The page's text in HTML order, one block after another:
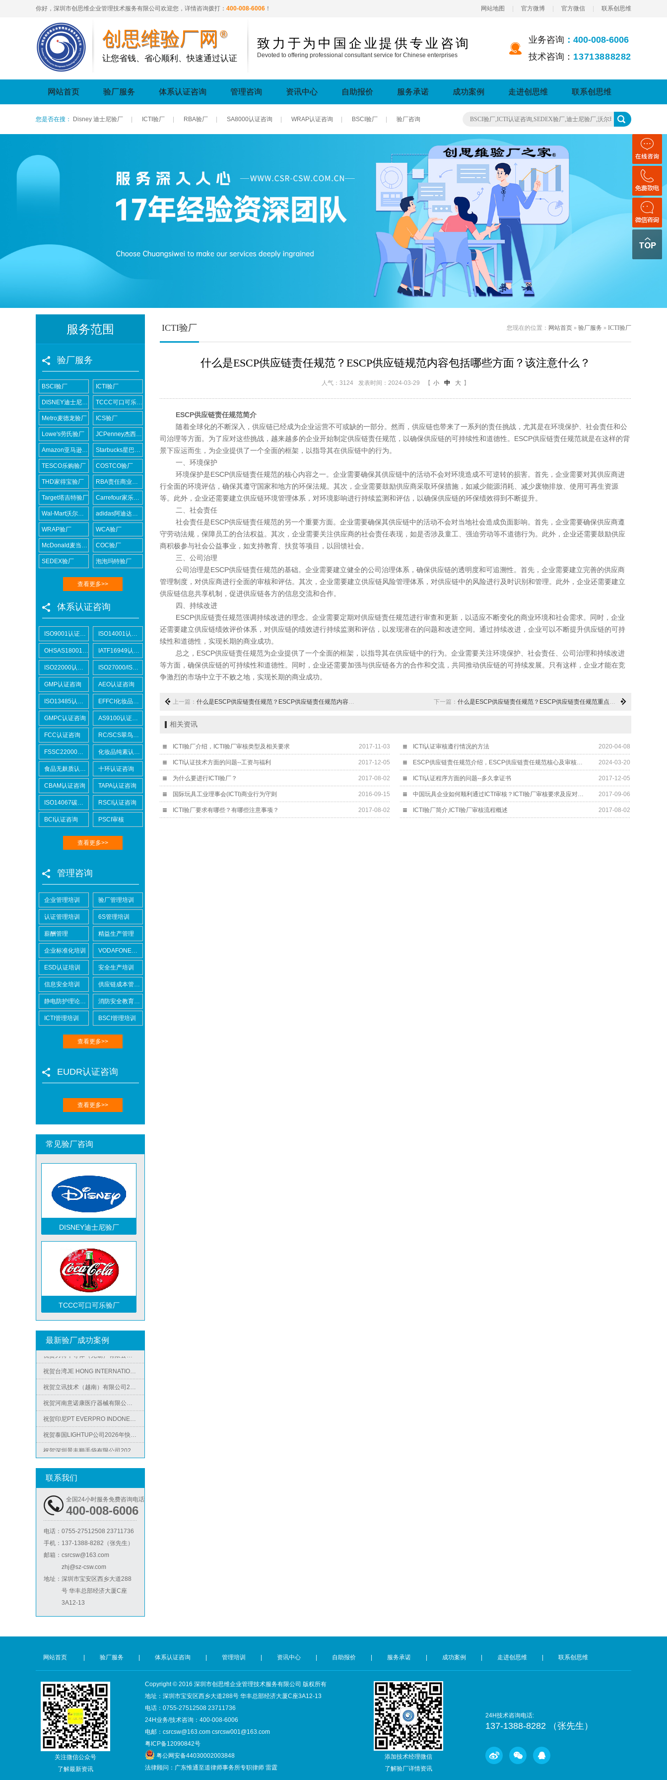
你好，深圳市创思维企业管理技术服务有限公司欢迎您，详情咨询拨打： 400-008-6006 ！ 网站地图 官方微博 官方微信 联系创思维
创思维验厂网 ®
让您省钱、省心顺利、快速通过认证
致力于为中国企业提供专业咨询
Devoted to offering professional consultant service for Chinese enterprises
业务咨询 ：400-008-6006
技术咨询： 13713888282
网站首页 验厂服务 体系认证咨询 管理咨询 资讯中心 自助报价 服务承诺 成功案例 走进创思维 联系创思维
您是否在搜： Disney 迪士尼验厂 ICTI验厂 RBA验厂 SA8000认证咨询 WRAP认证咨询 BSCI验厂 验厂咨询
服务范围
验厂服务
BSCI验厂 ICTI验厂
DISNEY迪士尼验厂 TCCC可口可乐验厂
Metro麦德龙验厂 ICS验厂
Lowe's劳氏验厂 JCPenney杰西潘尼验厂
Amazon亚马逊验厂 Starbucks星巴克验厂
TESCO乐购验厂 COSTCO验厂
THD家得宝验厂 RBA责任商业联盟认证咨询
Target塔吉特验厂 Carrefour家乐福验厂
Wal-Mart沃尔玛验厂 adidas阿迪达斯验厂
WRAP验厂 WCA验厂
McDonald麦当劳验厂 COC验厂
SEDEX验厂 泡泡玛特验厂
查看更多>>
体系认证咨询
ISO9001认证咨询 ISO14001认证咨询
OHSAS18001认证咨询 IATF16949认证咨询
ISO22000认证咨询 ISO27000/ISO27001认证咨询
GMP认证咨询 AEO认证咨询
ISO13485认证咨询 EFFCI化妆品原料认证咨询
GMPC认证咨询 AS9100认证咨询
FCC认证咨询 RC/SCS翠鸟认证咨询
FSSC22000认证咨询 化妆品纯素认证咨询
食品无麸质认证咨询 十环认证咨询
CBAM认证咨询 TAPA认证咨询
ISO14067碳足迹 RSCI认证咨询
BCI认证咨询 PSCI审核
查看更多>>
管理咨询
企业管理培训 验厂管理培训
认证管理培训 6S管理培训
薪酬管理 精益生产管理
企业标准化培训 VODAFONE认证知识培训
ESD认证培训 安全生产培训
信息安全培训 供应链成本管控培训
静电防护理论培训 消防安全教育培训
ICTI管理培训 BSCI管理培训
查看更多>>
EUDR认证咨询
查看更多>>
常见验厂咨询
Lowe's劳氏验厂
ICTI验厂
DISNEY迪士尼验厂
TCCC可口可乐验厂
Metro麦德龙验厂
ICS验厂
Lowe's劳氏验厂
ICTI验厂
最新验厂成功案例
祝贺越南友达光电有限责任公司2026年快速通过RBA-VAP审核并取得182分金牌
祝贺台湾JE HONG INTERNATIONAL TEXTILE CO., LTD 2026年快速通过GRS认证
祝贺立讯技术（越南）有限公司2026年快速通过RBA-VAP认证审核，斩获金牌评级！
祝贺河南意诺康医疗器械有限公司2026年快速通过GMP认证
祝贺印尼PT EVERPRO INDONESIA TECHNOLOGIES公司2026年快速通过RBA-VAP审核
祝贺泰国LIGHTUP公司2026年快速通过SCAN验厂审核并取得99分
祝贺深圳景丰顺手袋有限公司2026年快速通过SGS-GRS认证
祝贺越南达方电子科技有限责任公司2026年快速通过RBA-VAP审核并取得178分银牌
祝贺力特半导体（无锡）有限公司2026年快速通过RBA-VAP认证审核并取得170.2分
祝贺台湾JE HONG INTERNATIONAL TEXTILE CO., LTD 2026年快速通过GRS认证
祝贺立讯技术（越南）有限公司2026年快速通过RBA-VAP认证审核，斩获金牌评级！
联系我们
全国24小时服务免费咨询电话
400-008-6006
电话： 0755-27512508 23711736
手机： 137-1388-8282（张先生）
邮箱： csrcsw@163.com
zhj@sz-csw.com
地址： 深圳市宝安区西乡大道288
号 华丰总部经济大厦C座
3A12-13
ICTI验厂 您现在的位置： 网站首页 » 验厂服务 » ICTI验厂
什么是ESCP供应链责任规范？ESCP供应链规范内容包括哪些方面？该注意什么？
人气：3124 发表时间：2024-03-29 【 小 中 大 】
ESCP供应链责任规范简介
随着全球化的不断深入，供应链已经成为企业运营不可或缺的一部分。然而，供应链也带来了一系列的责任挑战，尤其是在环境保护、社会责任和公
司治理等方面。为了应对这些挑战，越来越多的企业开始制定供应链责任规范，以确保供应链的可持续性和道德性。ESCP供应链责任规范就是在这样的背
景下应运而生，为企业提供了一个全面的框架，以指导其在供应链中的行为。
一、环境保护
环境保护是ESCP供应链责任规范的核心内容之一。企业需要确保其供应链中的活动不会对环境造成不可逆转的损害。首先，企业需要对其供应商进
行全面的环境评估，确保其遵守国家和地方的环保法规。其次，企业需要鼓励供应商采取环保措施，如减少能源消耗、减少废物排放、使用可再生资源
等。此外，企业还需要建立供应链环境管理体系，对环境影响进行持续监测和评估，以确保供应链的环保绩效得到不断提升。
二、社会责任
社会责任是ESCP供应链责任规范的另一个重要方面。企业需要确保其供应链中的活动不会对当地社会造成负面影响。首先，企业需要确保供应商遵
守劳动法规，保障员工的合法权益。其次，企业需要关注供应商的社会责任表现，如是否涉及童工、强迫劳动等不道德行为。此外，企业还需要鼓励供应
商积极参与社会公益事业，如支持教育、扶贫等项目，以回馈社会。
三、公司治理
公司治理是ESCP供应链责任规范的基础。企业需要建立健全的公司治理体系，确保供应链的透明度和可追溯性。首先，企业需要建立完善的供应商
管理制度，对供应商进行全面的审核和评估。其次，企业需要建立供应链风险管理体系，对供应链中的风险进行及时识别和管理。此外，企业还需要建立
供应链信息共享机制，促进供应链各方的信息交流和合作。
四、持续改进
ESCP供应链责任规范强调持续改进的理念。企业需要定期对供应链责任规范进行审查和更新，以适应不断变化的商业环境和社会需求。同时，企业
还需要建立供应链绩效评价体系，对供应链的绩效进行持续监测和评估，以发现潜在的问题和改进空间。通过持续改进，企业可以不断提升供应链的可持
续性和道德性，实现长期的商业成功。
总之，ESCP供应链责任规范为企业提供了一个全面的框架，以指导其在供应链中的行为。企业需要关注环境保护、社会责任、公司治理和持续改进
等方面，确保供应链的可持续性和道德性。同时，企业还需要加强与供应链各方的合作和交流，共同推动供应链的可持续发展。只有这样，企业才能在竞
争激烈的市场中立于不败之地，实现长期的商业成功。
上一篇： 什么是ESCP供应链责任规范？ESCP供应链责任规范内容、重要性及影响 下一篇： 什么是ESCP供应链责任规范？ESCP供应链责任规范重点有哪些？有哪些注意事项？
相关资讯
ICTI验厂介绍，ICTI验厂审核类型及相关要求 2017-11-03 ICTI认证审核遵行情况的方法 2020-04-08
ICTI认证技术方面的问题--工资与福利 2017-12-05 ​ESCP供应链责任规范介绍，ESCP供应链责任规范核心及审核意义 2024-03-20
为什么要进行ICTI验厂？ 2017-08-02 ICTI认证程序方面的问题--多久拿证书 2017-12-05
国际玩具工业理事会(ICTI)商业行为守则 2016-09-15 中国玩具企业如何顺利通过ICTI审核？ICTI验厂审核要求及应对建议 2017-09-06
ICTI验厂要求有哪些？有哪些注意事项？ 2017-08-02 ICTI验厂简介,ICTI验厂审核流程概述 2017-08-02
网站首页 | 验厂服务 | 体系认证咨询 | 管理培训 | 资讯中心 | 自助报价 | 服务承诺 | 成功案例 | 走进创思维 | 联系创思维
关注微信公众号
了解最新资讯
Copyright © 2016 深圳市创思维企业管理技术服务有限公司 版权所有
地址：深圳市宝安区西乡大道288号 华丰总部经济大厦C座3A12-13
电话：0755-27512508 23711736
24H业务/技术咨询：400-008-6006
电邮：csrcsw@163.com csrcsw001@163.com
粤ICP备12090842号
粤公网安备44030002003848
法律顾问：广东惟通至道律师事务所专职律师 雷霆
24H技术咨询电话:
137-1388-8282 （张先生）
添加技术经理微信
了解验厂详情资讯